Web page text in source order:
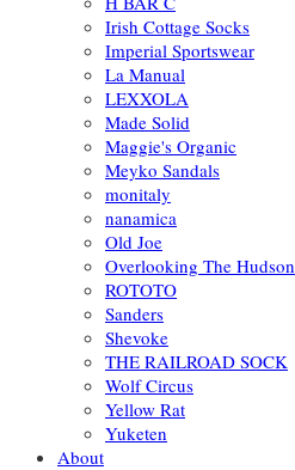
Irish Cottage Socks
Imperial Sportswear
La Manual
LEXXOLA
Made Solid
Maggie's Organic
Meyko Sandals
monitaly
nanamica
Old Joe
Overlooking The Hudson
ROTOTO
Sanders
Shevoke
THE RAILROAD SOCK
Wolf Circus
Yellow Rat
Yuketen
About